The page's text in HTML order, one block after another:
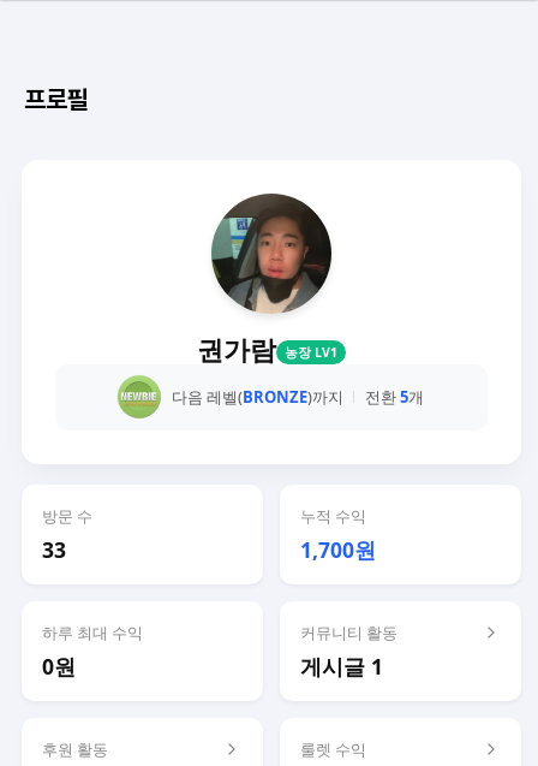
프로필
권가람 농장 LV1
다음 레벨(BRONZE)까지 전환5개
방문 수
33
누적 수익
1,700원
하루 최대 수익
0원
커뮤니티 활동
게시글 1
후원 활동 룰렛 수익